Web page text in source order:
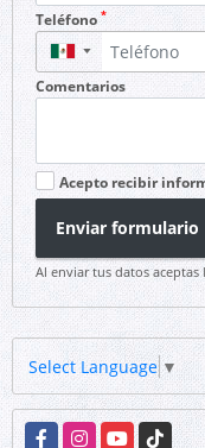
Teléfono*
▼
Comentarios
Acepto recibir
Enviar formulario
Al enviar tus datos aceptas
Select Language▼
FacebookInstagramYouTubeTikTok